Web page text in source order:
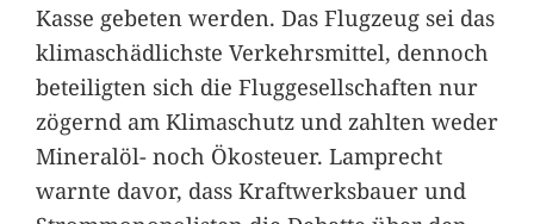
Kasse gebeten werden. Das Flugzeug sei das
klimaschädlichste Verkehrsmittel, dennoch
beteiligten sich die Fluggesellschaften nur
zögernd am Klimaschutz und zahlten weder
Mineralöl- noch Ökosteuer. Lamprecht
warnte davor, dass Kraftwerksbauer und